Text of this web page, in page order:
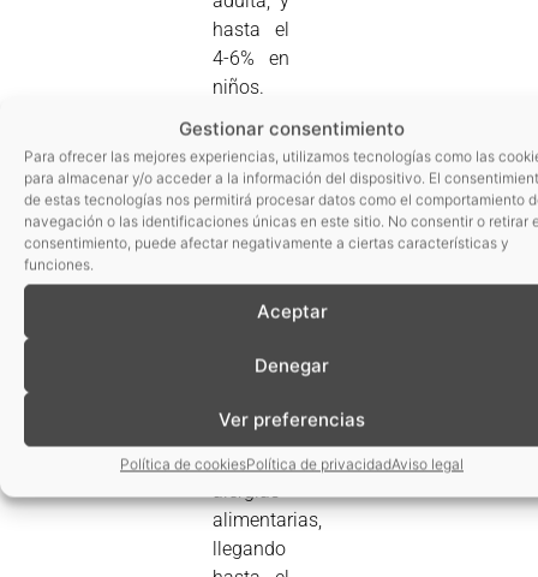
Gestionar consentimiento
Para ofrecer las mejores experiencias, utilizamos tecnologías como las
para almacenar y/o acceder a la información del dispositivo. El
de estas tecnologías nos permitirá procesar datos como el comportamiento
navegación o las identificaciones únicas en este sitio. No consentir o retirar
consentimiento, puede afectar negativamente a ciertas características y
funciones.
Aceptar
Denegar
Ver preferencias
Política de cookiesPolítica de privacidadAviso legal
hasta el
4-6% en
niños.
concreto
de
España,
cerca de
las que
sufren
alimentarias,
llegando